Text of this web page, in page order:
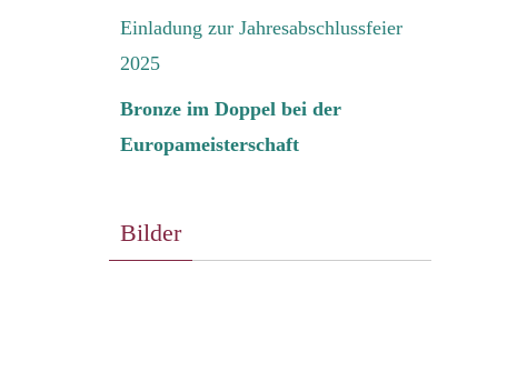
Einladung zur Jahresabschlussfeier
2025
Bronze im Doppel bei der
Europameisterschaft
Bilder